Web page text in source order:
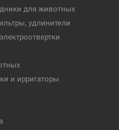
для животных
удлинители
и ирригаторы